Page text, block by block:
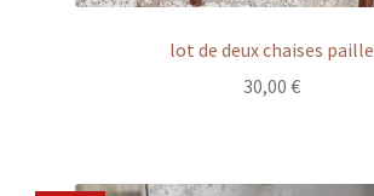
lot de deux chaises paille
30,00 €